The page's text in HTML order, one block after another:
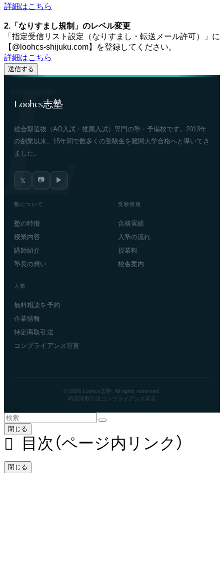
詳細はこちら
2.「なりすまし規制」のレベル変更
「指定受信リスト設定（なりすまし・転送メール許可）」に
【@loohcs-shijuku.com】を登録してください。
詳細はこちら
Loohcs志塾
総合型選抜（AO入試・推薦入試）専門の塾・予備校です。2013年
の創業以来、15年間で数多くの受験生を難関大学合格へと導いてき
ました。
𝕏 📷 ▶
塾について
塾の特徴
授業内容
講師紹介
塾長の想い
受験情報
合格実績
入塾の流れ
授業料
校舎案内
入塾
無料相談を予約
企業情報
特定商取引法
コンプライアンス宣言
© 2026 Loohcs志塾. All rights reserved.
特定商取引法 コンプライアンス宣言
閉じる
目次（ページ内リンク）
閉じる